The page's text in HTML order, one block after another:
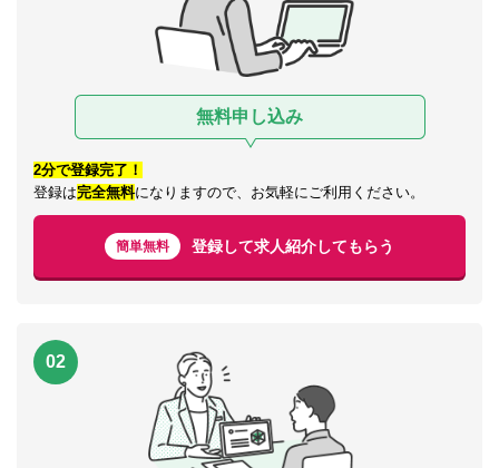
無料申し込み
2分で登録完了！
登録は完全無料になりますので、お気軽にご利用ください。
簡単無料 登録して求人紹介してもらう
02